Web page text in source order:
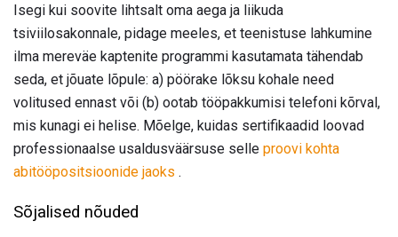
Isegi kui soovite lihtsalt oma aega ja liikuda
tsiviilosakonnale, pidage meeles, et teenistuse lahkumine
ilma mereväe kaptenite programmi kasutamata tähendab
seda, et jõuate lõpule: a) pöörake lõksu kohale need
volitused ennast või (b) ootab tööpakkumisi telefoni kõrval,
mis kunagi ei helise. Mõelge, kuidas sertifikaadid loovad
professionaalse usaldusväärsuse selle proovi kohta
abitööpositsioonide jaoks .
Sõjalised nõuded